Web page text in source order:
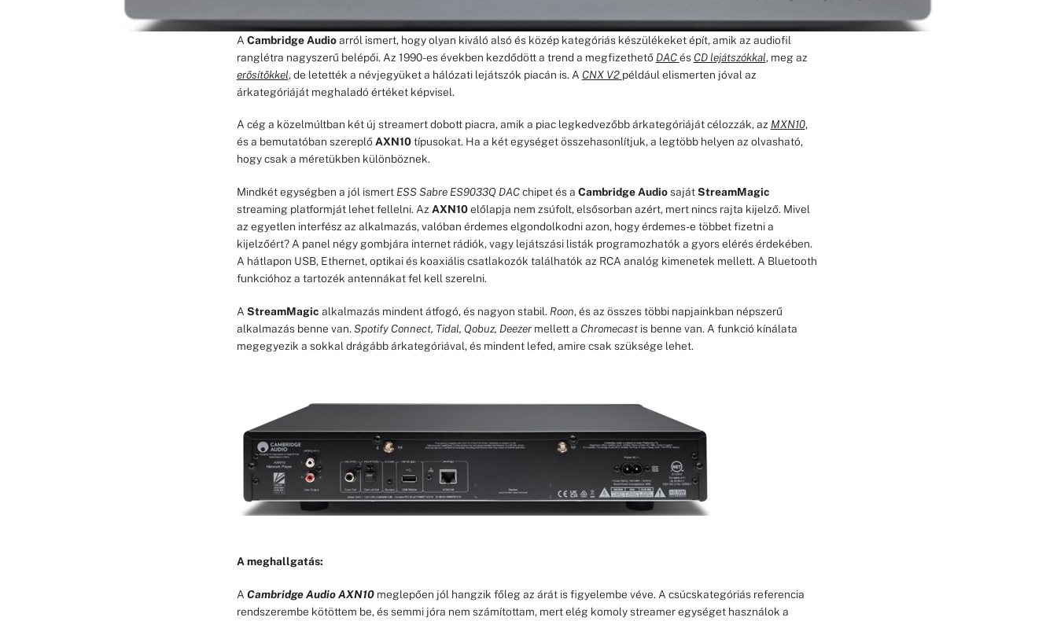
A Cambridge Audioarról ismert, hogy olyan kiváló alsó és közép kategóriás készülékeket épít, amik az audiofil
ranglétra nagyszerű belépői. Az 1990-es években kezdődött a trend a megfizethető DAC és CD lejátszókkal, meg az
erősítőkkel, de letették a névjegyüket a hálózati lejátszók piacán is. A CNX V2 például elismerten jóval az
árkategóriáját meghaladó értéket képvisel.
A cég a közelmúltban két új streamert dobott piacra, amik a piac legkedvezőbb árkategóriáját célozzák, az MXN10,
és a bemutatóban szereplő AXN10típusokat. Ha a két egységet összehasonlítjuk, a legtöbb helyen az olvasható,
hogy csak a méretükben különböznek.
Mindkét egységben a jól ismert ESS Sabre ES9033Q DACchipet és a Cambridge AudiosajátStreamMagic
streaming platformját lehet fellelni. Az AXN10előlapja nem zsúfolt, elsősorban azért, mert nincs rajta kijelző. Mivel
az egyetlen interfész az alkalmazás, valóban érdemes elgondolkodni azon, hogy érdemes-e többet fizetni a
kijelzőért? A panel négy gombjára internet rádiók, vagy lejátszási listák programozhatók a gyors elérés érdekében.
A hátlapon USB, Ethernet, optikai és koaxiális csatlakozók találhatók az RCA analóg kimenetek mellett. A Bluetooth
funkcióhoz a tartozék antennákat fel kell szerelni.
A StreamMagic alkalmazás mindent átfogó, és nagyon stabil. Roon, és az összes többi napjainkban népszerű
alkalmazás benne van. Spotify Connect, Tidal, Qobuz, Deezermellett a Chromecastis benne van. A funkció kínálata
megegyezik a sokkal drágább árkategóriával, és mindent lefed, amire csak szüksége lehet.
A meghallgatás:
A Cambridge Audio AXN10meglepően jól hangzik főleg az árát is figyelembe véve. A csúcskategóriás referencia
rendszerembe kötöttem be, és semmi jóra nem számítottam, mert elég komoly streamer egységet használok a